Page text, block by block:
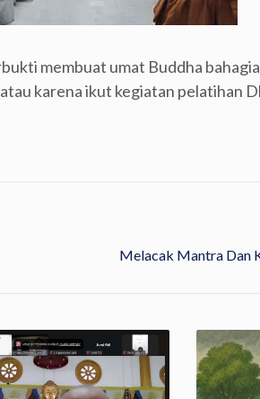
membuat umat Buddha
karena ikut kegiatan pelatihan
Melacak Mantra Dan